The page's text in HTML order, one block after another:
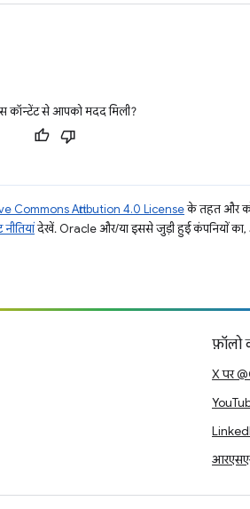
कॉन्टेंट से आपको मदद मिली?
Commons Attribution 4.0 Licenseके तहत और
देखें. Oracle और/या इससे जुड़ी हुई कंपनियों का,
फ़ॉलो
X पर